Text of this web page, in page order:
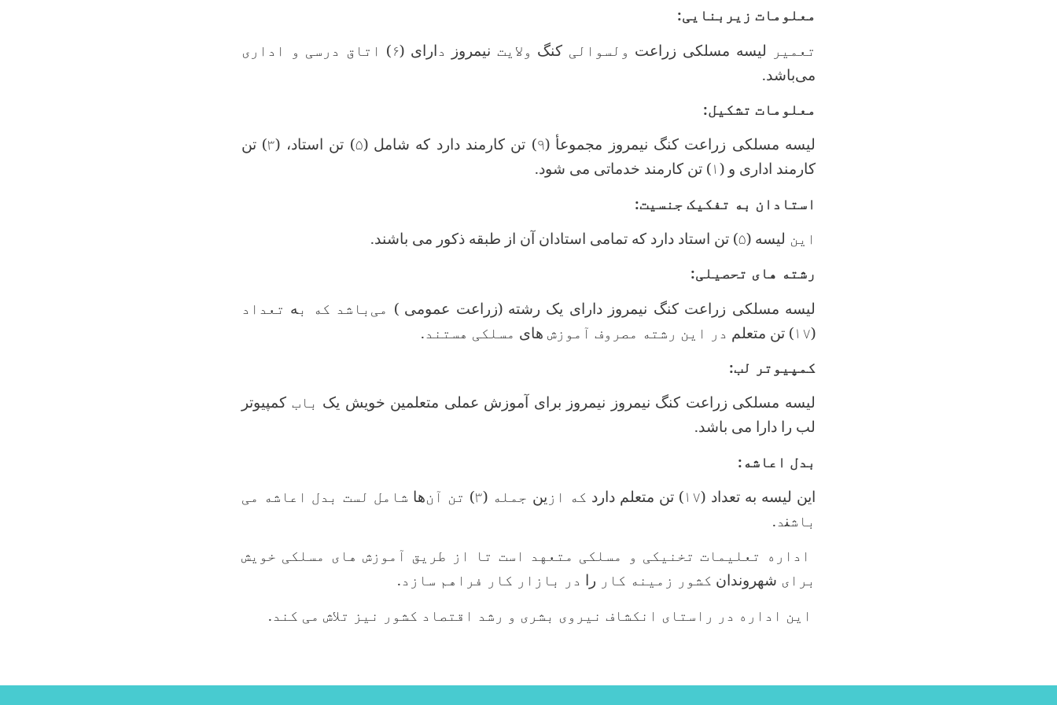
معلومات زیربنایی:
تعمیر لیسه مسلکی زراعت ولسوالی کنگ ولایت نیمروز د ارای (۶ ) اتاق درسی و اداری
می‌باشد.
معلومات تشکیل:
لیسه مسلکی زراعت کنگ نیمروز مجموعأ (۹) تن کارمند دارد که شامل (۵) تن استاد، (۳) تن
کارمند اداری و ( ۱) تن کارمند خدماتی می شود.
استادان به تفکیک جنسیت:
این لیسه (۵) تن استاد دارد که تمامی استادان آن از طبقه ذکور می باشند.
رشته های تحصیلی:
لیسه مسلکی زراعت کنگ نیمروز دارای یک رشته (زراعت عمومی ) می‌باشد که به تعداد
(۱۷
) تن متعلم در این رشته مصروف آموزش‌ های مسلکی هستند.
کمپيوتر لب:
لیسه مسلکی زراعت کنگ نیمروز نیمروز برای آموزش عملی متعلمین خویش یک باب کمپیوتر
لب را دارا می باشد.
بدل اعاشه:
این لیسه به تعداد (۱۷) تن متعلم دارد که از ین جمله (۳ ) تن آن‌ها شامل لست بدل اعاشه می
باشند.
اداره تعلیمات تخنیکی و مسلکی متعهد است تا از طریق آموزش های مسلکی خویش
برای شهروندان کشور زمینه کار را در بازار کار فراهم سازد.
این اداره در راستای انکشاف نیروی بشری و رشد اقتصاد کشور نیز تلاش می کند .